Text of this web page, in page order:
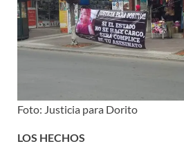
Foto: Justicia para Dorito
LOS HECHOS